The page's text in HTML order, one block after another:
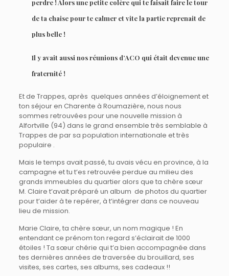
perdre ! Alors une petite colère qui te faisait faire le tour
de ta chaise pour te calmer et vite la partie reprenait de
plus belle !
Il y avait aussi nos réunions d’ACO qui était devenue une
fraternité !
Et de Trappes, après quelques années d’éloignement et
ton séjour en Charente à Roumazière, nous nous
sommes retrouvées pour une nouvelle mission à
Alfortville (94) dans le grand ensemble très semblable à
Trappes de par sa population internationale et très
populaire .
Mais le temps avait passé, tu avais vécu en province, à la
campagne et tu t’es retrouvée perdue au milieu des
grands immeubles du quartier alors que ta chère sœur
M. Claire t’avait préparé un album de photos du quartier
pour t’aider à te repérer, à t’intégrer dans ce nouveau
lieu de mission.
Marie Claire, ta chère sœur, un nom magique ! En
entendant ce prénom ton regard s’éclairait de 1000
étoiles ! Ta sœur chérie qui t’a bien accompagnée dans
tes dernières années de traversée du brouillard, ses
visites, ses cartes, ses albums, ses cadeaux !!